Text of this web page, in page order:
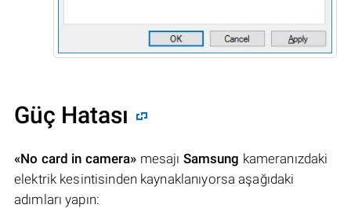
Güç Hatası
«No card in camera» mesajı Samsung kameranızdaki
elektrik kesintisinden kaynaklanıyorsa aşağıdaki
adımları yapın: